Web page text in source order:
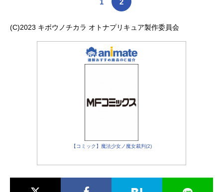
美墨なぎさ／キュアブラック：
雪城ほのか／キュアホワイト：
ゆかな
九条ひかり／シャイニールミナス：田中理恵
1 2
(C)2023 キボウノチカラ オトナプリキュア製作委員会
【コミック】魔法少女ノ魔女裁判(2)